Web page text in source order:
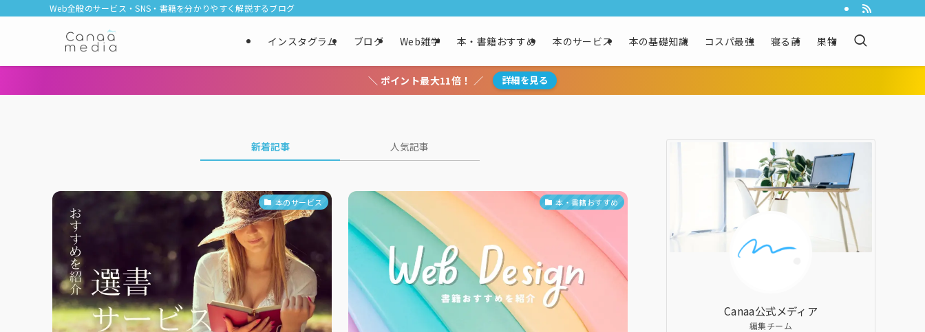
Web全般のサービス・SNS・書籍を分かりやすく解説するブログ
インスタグラム ブログ Web雑学 本・書籍おすすめ 本のサービス 本の基礎知識 コスパ最強 寝る前 果物
＼ ポイント最大11倍！ ／ 詳細を見る
新着記事 人気記事
本のサービス 本・書籍おすすめ
Canaa公式メディア
編集チーム